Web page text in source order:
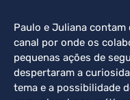
Paulo e Juliana
canal por onde os
pequenas ações de
despertaram a
tema e a possibilidade